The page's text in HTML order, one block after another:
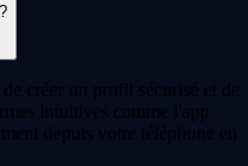
créer un profil sécurisé et de
intuitives comme l'app
depuis votre téléphone en